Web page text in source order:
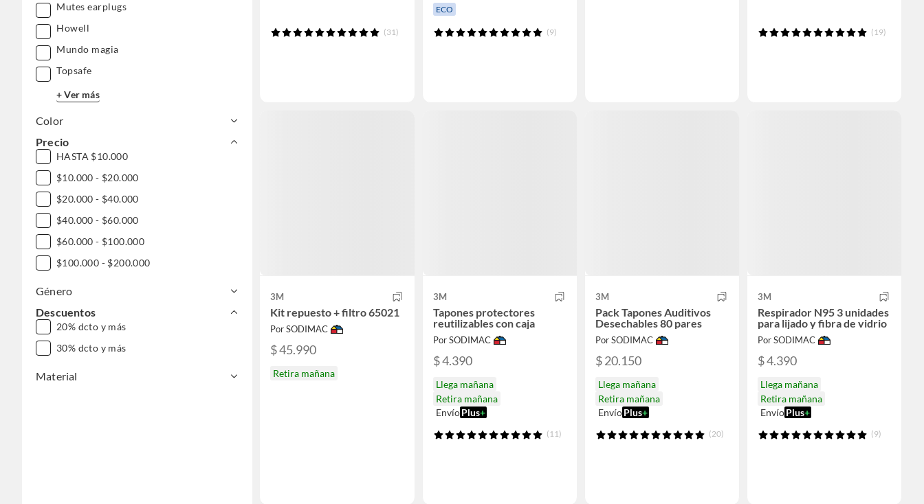
Mutes earplugs
Howell
Mundo magia
Topsafe
+ Ver más
Color
Precio
HASTA $10.000
$10.000 - $20.000
$20.000 - $40.000
$40.000 - $60.000
$60.000 - $100.000
$100.000 - $200.000
Género
Descuentos
20% dcto y más
30% dcto y más
Material
(31)
ECO
(9) (19)
3M
Kit repuesto + filtro 65021
Por SODIMAC
$ 45.990
Retira mañana
3M
Tapones protectores
reutilizables con caja
Por SODIMAC
$ 4.390
Llega mañana
Retira mañana
Envío Plus+
(11)
3M
Pack Tapones Auditivos
Desechables 80 pares
Por SODIMAC
$ 20.150
Llega mañana
Retira mañana
EnvíoPlus+
(20)
3M
Respirador N95 3 unidades
para lijado y fibra de vidrio
Por SODIMAC
$ 4.390
Llega mañana
Retira mañana
EnvíoPlus+
(9)